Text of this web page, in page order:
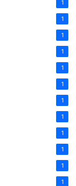
1
1
1
1
1
1
1
1
1
1
1
1